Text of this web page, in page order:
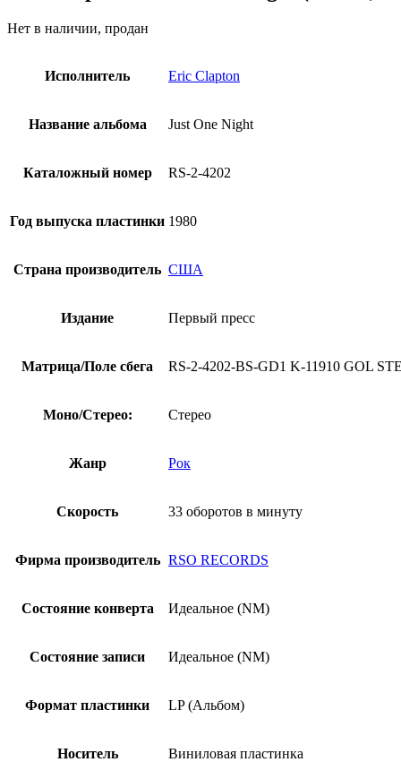
Нет в наличии, продан
Исполнитель Eric Clapton
Название альбома Just One Night
Каталожный номер RS-2-4202
Год выпуска пластинки 1980
Страна производитель США
Издание Первый пресс
Матрица/Поле сбега RS-2-4202-BS-GD1 K-11910 GOL
Моно/Стерео: Стерео
Жанр Рок
Скорость 33 оборотов в минуту
Фирма производитель RSO RECORDS
Состояние конверта Идеальное (NM)
Состояние записи Идеальное (NM)
Формат пластинки LP (Альбом)
Носитель Виниловая пластинка